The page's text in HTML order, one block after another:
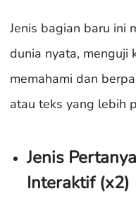
Jenis bagian baru ini
dunia nyata, menguji
memahami dan
atau teks yang lebih
Jenis
Interaktif (x2)